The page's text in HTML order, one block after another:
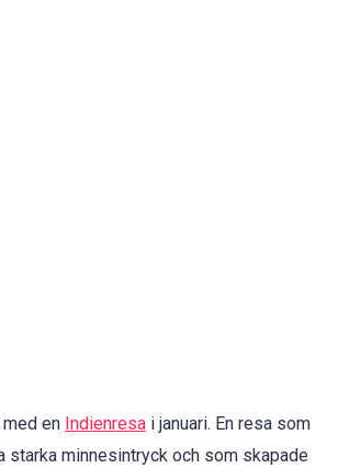
en Indienresa i januari. En resa som
starka minnesintryck och som skapade